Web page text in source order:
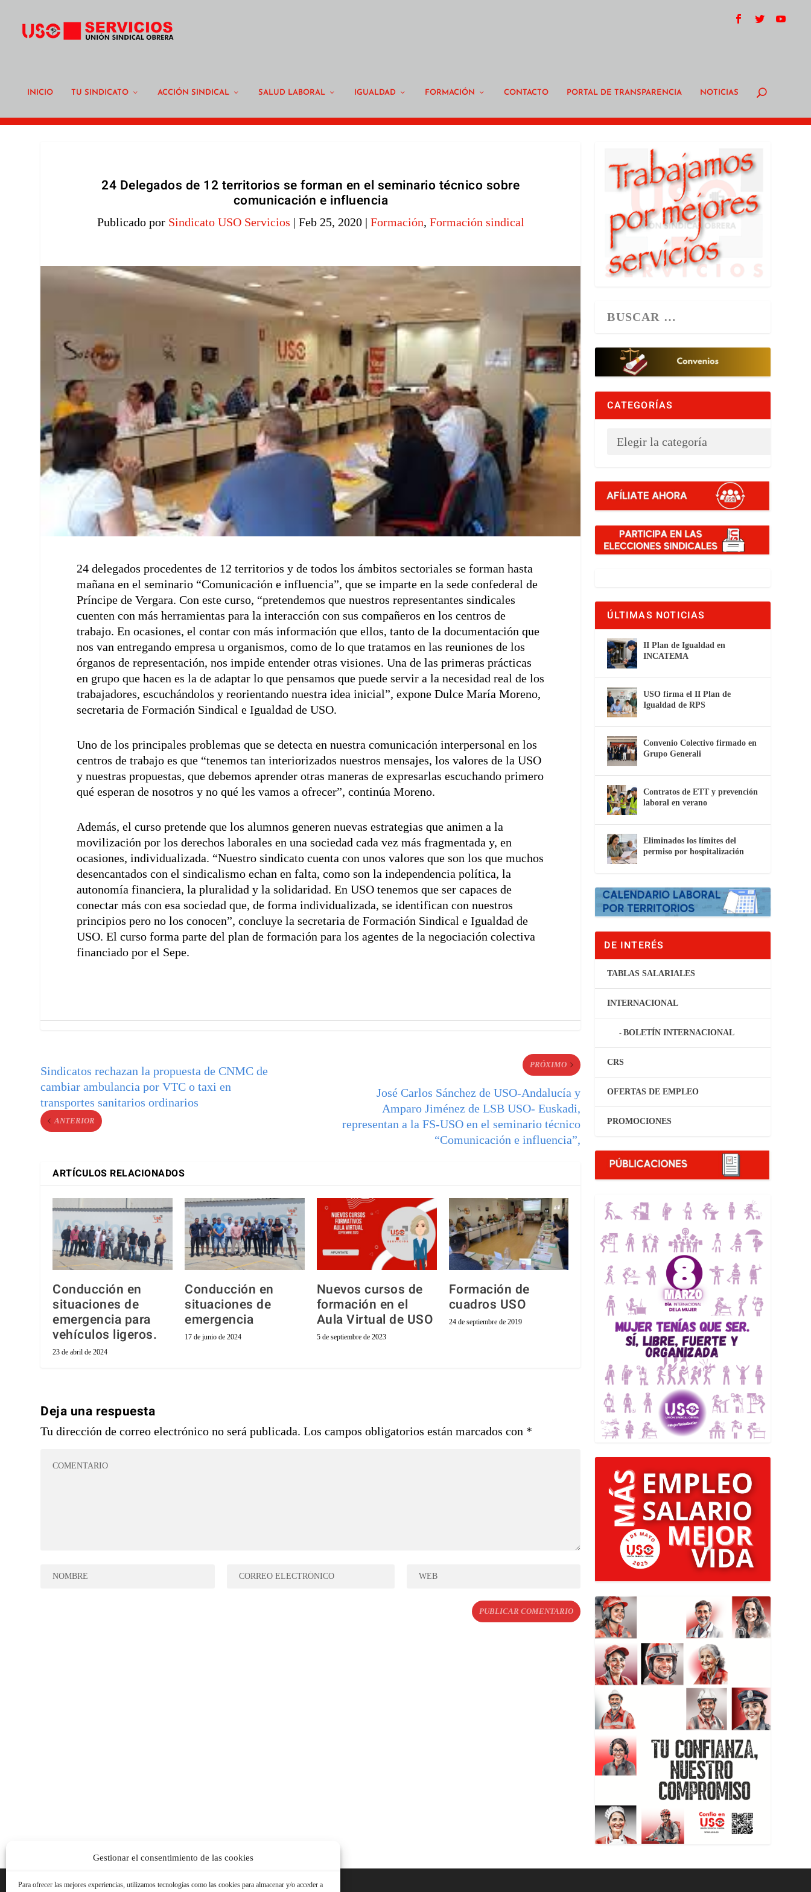
Gestionar el consentimiento de las cookies
Para ofrecer las mejores experiencias, utilizamos tecnologías como las cookies para almacenar y/o acceder a
INICIO TU SINDICATO ACCIÓN SINDICAL SALUD LABORAL IGUALDAD FORMACIÓN CONTACTO PORTAL DE TRANSPARENCIA NOTICIAS
24 Delegados de 12 territorios se forman en el seminario técnico sobre
comunicación e influencia
Publicado por Sindicato USO Servicios | Feb 25, 2020| Formación, Formación sindical
24 delegados procedentes de 12 territorios y de todos los ámbitos sectoriales se forman hasta
mañana en el seminario “Comunicación e influencia”, que se imparte en la sede confederal de
Príncipe de Vergara. Con este curso, “pretendemos que nuestros representantes sindicales
cuenten con más herramientas para la interacción con sus compañeros en los centros de
trabajo. En ocasiones, el contar con más información que ellos, tanto de la documentación que
nos van entregando empresa u organismos, como de lo que tratamos en las reuniones de los
órganos de representación, nos impide entender otras visiones. Una de las primeras prácticas
en grupo que hacen es la de adaptar lo que pensamos que puede servir a la necesidad real de los
trabajadores, escuchándolos y reorientando nuestra idea inicial”, expone Dulce María Moreno,
secretaria de Formación Sindical e Igualdad de USO.
Uno de los principales problemas que se detecta en nuestra comunicación interpersonal en los
centros de trabajo es que “tenemos tan interiorizados nuestros mensajes, los valores de la USO
y nuestras propuestas, que debemos aprender otras maneras de expresarlas escuchando primero
qué esperan de nosotros y no qué les vamos a ofrecer”, continúa Moreno.
Además, el curso pretende que los alumnos generen nuevas estrategias que animen a la
movilización por los derechos laborales en una sociedad cada vez más fragmentada y, en
ocasiones, individualizada. “Nuestro sindicato cuenta con unos valores que son los que muchos
desencantados con el sindicalismo echan en falta, como son la independencia política, la
autonomía financiera, la pluralidad y la solidaridad. En USO tenemos que ser capaces de
conectar más con esa sociedad que, de forma individualizada, se identifican con nuestros
principios pero no los conocen”, concluye la secretaria de Formación Sindical e Igualdad de
USO. El curso forma parte del plan de formación para los agentes de la negociación colectiva
financiado por el Sepe.
Sindicatos rechazan la propuesta de CNMC de
cambiar ambulancia por VTC o taxi en
transportes sanitarios ordinarios
ANTERIOR
PRÓXIMO
José Carlos Sánchez de USO-Andalucía y
Amparo Jiménez de LSB USO- Euskadi,
representan a la FS-USO en el seminario técnico
“Comunicación e influencia”,
ARTÍCULOS RELACIONADOS
Conducción en
situaciones de
emergencia para
vehículos ligeros.
23 de abril de 2024
Conducción en
situaciones de
emergencia
17 de junio de 2024
Nuevos cursos de
formación en el
Aula Virtual de USO
5 de septiembre de 2023
Formación de
cuadros USO
24 de septiembre de 2019
Deja una respuesta
Tu dirección de correo electrónico no será publicada. Los campos obligatorios están marcados con *
CATEGORÍAS
ÚLTIMAS NOTICIAS
II Plan de Igualdad en
INCATEMA
USO firma el II Plan de
Igualdad de RPS
Convenio Colectivo firmado en
Grupo Generali
Contratos de ETT y prevención
laboral en verano
Eliminados los límites del
permiso por hospitalización
DE INTERÉS
TABLAS SALARIALES
INTERNACIONAL
BOLETÍN INTERNACIONAL
CRS
OFERTAS DE EMPLEO
PROMOCIONES